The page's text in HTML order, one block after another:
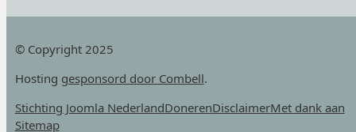
© Copyright 2025
Hosting gesponsord door Combell.
Stichting Joomla NederlandDonerenDisclaimerMet dank aan
Sitemap